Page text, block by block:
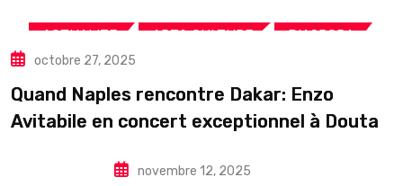
ACTUALITE ART& CULTURE DIASPORA
TOURISME
octobre 27, 2025
Quand Naples rencontre Dakar: Enzo
Avitabile en concert exceptionnel à Douta
novembre 12, 2025